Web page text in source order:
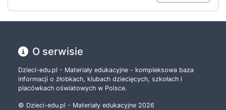
O serwisie
Dzieci-edu.pl - Materiały edukacyjne - kompleksowa baza
informacji o żłobkach, klubach dziecięcych, szkołach i
placówkach oświatowych w Polsce.
© Dzieci-edu.pl - Materiały edukacyjne 2026